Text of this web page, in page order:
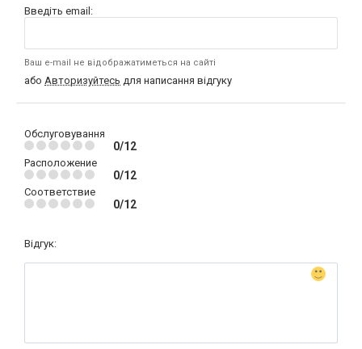
Введіть email:
Ваш e-mail не відображатиметься на сайті
або Авторизуйтесь для написання відгуку
Обслуговування
0/12
Расположение
0/12
Соответствие
0/12
Відгук: